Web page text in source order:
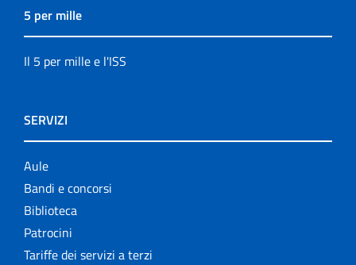
5 per mille
Il 5 per mille e l'ISS
SERVIZI
Aule
Bandi e concorsi
Biblioteca
Patrocini
Tariffe dei servizi a terzi